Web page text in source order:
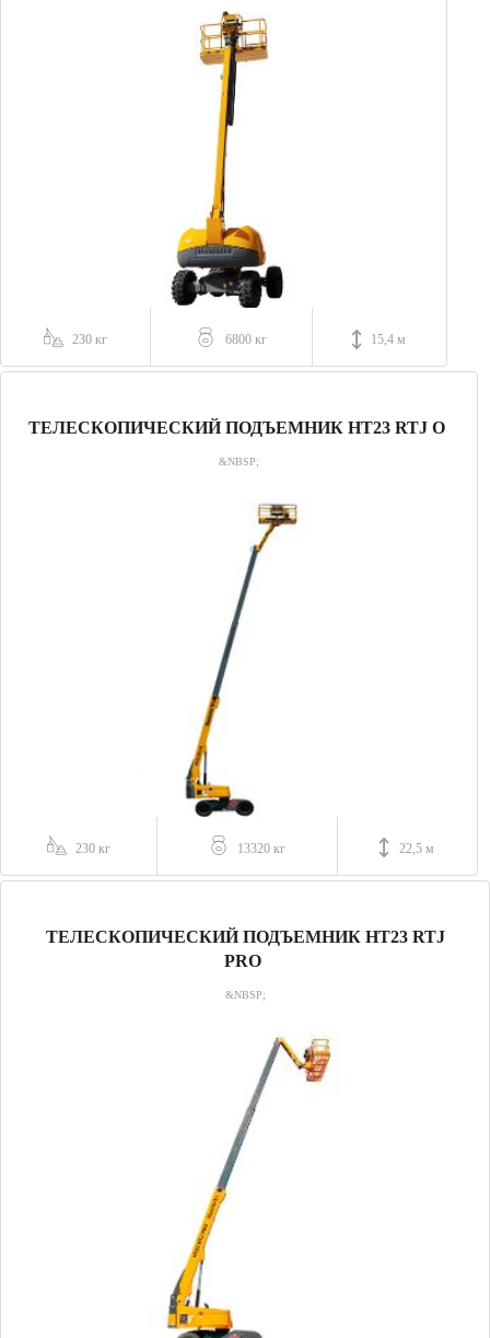
230 кг 6800 кг 15,4 м
ТЕЛЕСКОПИЧЕСКИЙ ПОДЪЕМНИК HT23 RTJ O
&NBSP;
230 кг 13320 кг 22,5 м
ТЕЛЕСКОПИЧЕСКИЙ ПОДЪЕМНИК HT23 RTJ
PRO
&NBSP;